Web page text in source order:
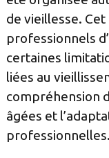
de vieillesse.
professionnels
certaines
liées au
compréhension
âgées et
professionnelles.